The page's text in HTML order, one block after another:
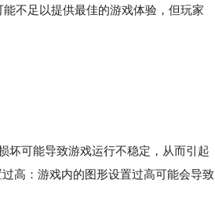
不足以提供最佳的游戏体验，但玩家
可能导致游戏运行不稳定，从而引起
高：游戏内的图形设置过高可能会导致